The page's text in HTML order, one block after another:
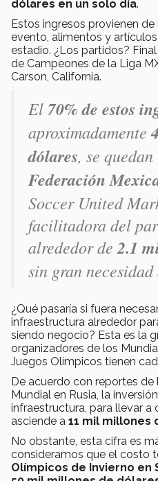
dólares en un solo día.
Estos ingresos provienen
evento, alimentos y
estadio. ¿Los partidos?
de Campeones de la Liga
Carson, California.
El 70% de estos
aproximadamente
dólares, se
Federación
Soccer United
facilitadora del
alrededor de 2.1
sin gran
¿Qué pasaría si fuera
infraestructura alrededor
siendo negocio? Esta es la
organizadores de los
Juegos Olímpicos tienen
De acuerdo con reportes
Mundial en Rusia, la
infraestructura, para llevar
asciende a 11 mil millones
No obstante, esta cifra es
consideramos que el costo
Olímpicos de Invierno en